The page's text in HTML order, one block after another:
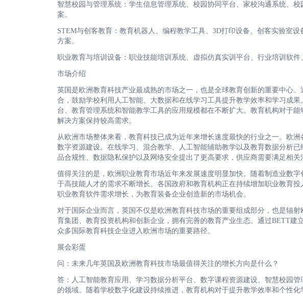
智慧校园与管理系统：学生信息管理系统、校园协同平台、家校沟通系统、
案。
STEM与创客教育：教育机器人、编程教学工具、3D打印设备、创客实验室
方案。
职业教育与培训设备：职业技能培训系统、虚拟仿真实训平台、行业培训软件
市场介绍
英国是欧洲教育科技产业最成熟的市场之一，也是全球教育创新的重要中心
合，鼓励学校利用人工智能、大数据和在线学习工具提升教学效率和学习成
台、教育管理系统和智能教学工具的应用规模都在不断扩大。教育机构对于
解决方案保持较高需求。
从欧洲市场整体来看，教育科技已成为近年来增长速度最快的行业之一。欧
数字资源建设。在线学习、混合教学、人工智能辅助教学以及教育数据分析
品合规性、数据隐私保护以及网络安全提出了更高要求，供应商需要满足相关
值得关注的是，欧洲职业教育市场近年来发展速度明显加快。随着制造业数
于高技能人才的需求不断增长。各国政府和教育机构正在持续增加职业教育
职业教育软件需求增长，为教育装备企业创造新的市场机会。
对于国际企业而言，英国不仅是欧洲教育科技市场的重要组成部分，也是辐
育集团、教育投资机构和创新企业，拥有完善的教育产业生态。通过BETT建
众多国际教育科技企业进入欧洲市场的重要路径。
展会彩蛋
问：未来几年英国及欧洲教育科技市场最值得关注的增长方向是什么？
答：人工智能教育应用、学习数据分析平台、数字课程资源建设、智慧校园
的领域。随着学校数字化建设持续推进，教育机构对于提升教学效率和个性化